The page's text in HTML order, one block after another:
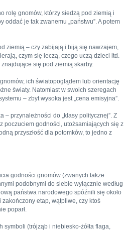
rolę gnomów, którzy siedzą pod ziemią i
je tak zwanemu „państwu”. A potem
ziemią – czy zabijają i biją się nawzajem,
czym się leczą, czego uczą dzieci itd.
się pod ziemią skarby.
ich światopoglądem lub orientację
światy. Natomiast w swoich szeregach
– zbyt wysoka jest „cena emisyjna”.
– przynależności do „klasy politycznej”. Z
poczuciem godności, utożsamiających się z
przyszłość dla potomków, to jedno z
godności gnomów (zwanych także
podobnymi do siebie wyłącznie według
państwa narodowego spóźnili się około
etap, wątpliwe, czy ktoś
poparł.
symboli (trójząb i niebiesko-żółta flaga,